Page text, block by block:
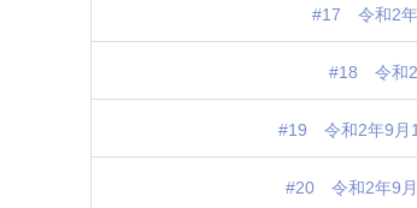
#17 令和2年
#18 令和2
#19 令和2年9月
#20 令和2年9月